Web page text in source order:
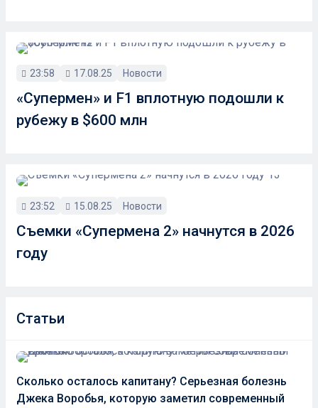
23:58 17.08.25 Новости
«Супермен» и F1 вплотную подошли к
рубежу в $600 млн
23:52 15.08.25 Новости
Съемки «Супермена 2» начнутся в 2026
году
Статьи
Сколько осталось капитану? Серьезная болезнь
Джека Воробья, которую заметил современный